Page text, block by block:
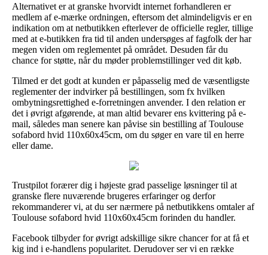
Alternativet er at granske hvorvidt internet forhandleren er
medlem af e-mærke ordningen, eftersom det almindeligvis er en
indikation om at netbutikken efterlever de officielle regler, tillige
med at e-butikken fra tid til anden undersøges af fagfolk der har
megen viden om reglementet på området. Desuden får du
chance for støtte, når du møder problemstillinger ved dit køb.
Tilmed er det godt at kunden er påpasselig med de væsentligste
reglementer der indvirker på bestillingen, som fx hvilken
ombytningsrettighed e-forretningen anvender. I den relation er
det i øvrigt afgørende, at man altid bevarer ens kvittering på e-
mail, således man senere kan påvise sin bestilling af Toulouse
sofabord hvid 110x60x45cm, om du søger en vare til en herre
eller dame.
Trustpilot forærer dig i højeste grad passelige løsninger til at
granske flere nuværende brugeres erfaringer og derfor
rekommanderer vi, at du ser nærmere på netbutikkens omtaler af
Toulouse sofabord hvid 110x60x45cm forinden du handler.
Facebook tilbyder for øvrigt adskillige sikre chancer for at få et
kig ind i e-handlens popularitet. Derudover ser vi en række